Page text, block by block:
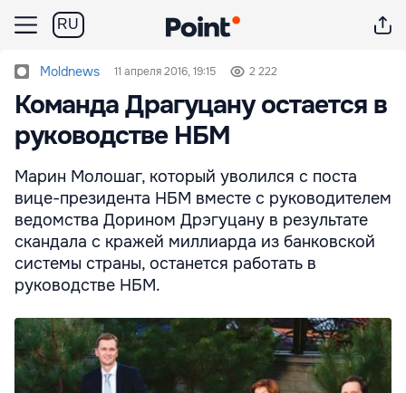
RU
Moldnews 11 апреля 2016, 19:15 2 222
Команда Драгуцану остается в
руководстве НБМ
Марин Молошаг, который уволился с поста
вице-президента НБМ вместе с руководителем
ведомства Дорином Дрэгуцану в результате
скандала с кражей миллиарда из банковской
системы страны, останется работать в
руководстве НБМ.